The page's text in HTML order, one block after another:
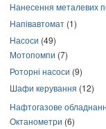
Нанесення металевих
Напівавтомат (1)
Насоси (49)
Мотопомпи (7)
Роторні насоси (9)
Шафи керування (12)
Нафтогазове
Октанометри (6)